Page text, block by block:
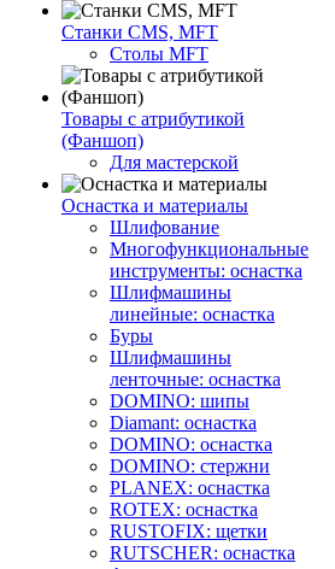
Станки CMS, MFT
Столы MFT
Товары с атрибутикой
(Фаншоп)
Для мастерской
Оснастка и материалы
Шлифование
Многофункциональные
инструменты: оснастка
Шлифмашины
линейные: оснастка
Буры
Шлифмашины
ленточные: оснастка
DOMINO: шипы
Diamant: оснастка
DOMINO: оснастка
DOMINO: стержни
PLANEX: оснастка
ROTEX: оснастка
RUSTOFIX: щетки
RUTSCHER: оснастка